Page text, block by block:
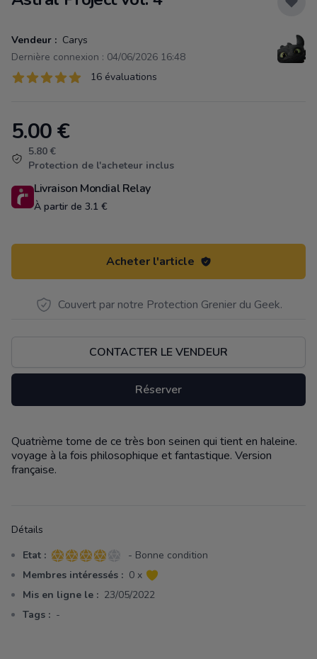
Vendeur : Carys
Dernière connexion : 04/06/2026 16:48
Évaluations
16 sur 5 étoiles 16 évaluations
Product information
5.00€
5.80 €
Protection de l'acheteur inclus
Livraison Mondial Relay
À partir de 3.1 €
Acheter l'article
Couvert par notre Protection Grenier du Geek.
CONTACTER LE VENDEUR
Réserver
Description
Quatrième tome de ce très bon seinen qui tient en haleine.
voyage à la fois philosophique et fantastique. Version
française.
Détails
Etat : 4 sur 5 étoiles
- Bonne condition
Membres intéressés : 0 x
Mis en ligne le : 23/05/2022
Tags : -